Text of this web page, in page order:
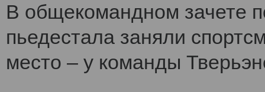
В общекомандном зачете
пьедестала заняли
место – у команды